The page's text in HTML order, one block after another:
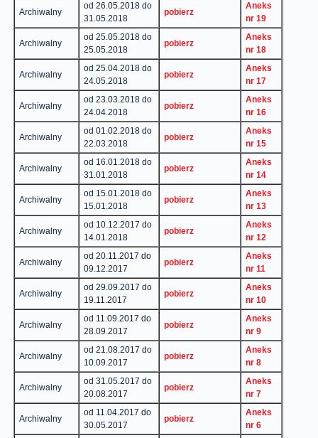
Archiwalny
od 26.05.2018 do
31.05.2018
pobierz
Aneks
nr 19
Archiwalny
od 25.05.2018 do
25.05.2018
pobierz
Aneks
nr 18
Archiwalny
od 25.04.2018 do
24.05.2018
pobierz
Aneks
nr 17
Archiwalny
od 23.03.2018 do
24.04.2018
pobierz
Aneks
nr 16
Archiwalny
od 01.02.2018 do
22.03.2018
pobierz
Aneks
nr 15
Archiwalny
od 16.01.2018 do
31.01.2018
pobierz
Aneks
nr 14
Archiwalny
od 15.01.2018 do
15.01.2018
pobierz
Aneks
nr 13
Archiwalny
od 10.12.2017 do
14.01.2018
pobierz
Aneks
nr 12
Archiwalny
od 20.11.2017 do
09.12.2017
pobierz
Aneks
nr 11
Archiwalny
od 29.09.2017 do
19.11.2017
pobierz
Aneks
nr 10
Archiwalny
od 11.09.2017 do
28.09.2017
pobierz
Aneks
nr 9
Archiwalny
od 21.08.2017 do
10.09.2017
pobierz
Aneks
nr 8
Archiwalny
od 31.05.2017 do
20.08.2017
pobierz
Aneks
nr 7
Archiwalny
od 11.04.2017 do
30.05.2017
pobierz
Aneks
nr 6